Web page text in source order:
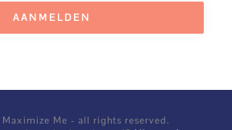
Me - all rights reserved.